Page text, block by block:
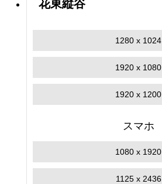
花東縦谷
1280 x 1024
1920 x 1080
1920 x 1200
スマホ
1080 x 1920
1125 x 2436